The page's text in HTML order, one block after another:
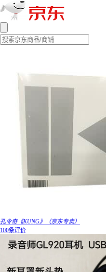
孔令奇《KUNG》（京东专卖）
100条评价